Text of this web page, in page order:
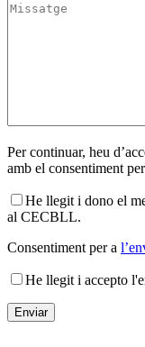
Per continuar, heu
amb el consentiment
He llegit i dono el
al CECBLL.
Consentiment per a
He llegit i accepto